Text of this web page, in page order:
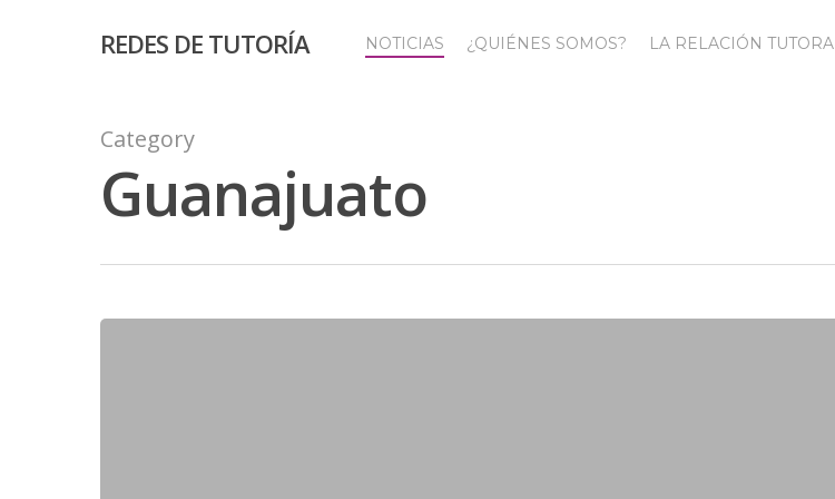
REDES DE TUTORÍA NOTICIAS ¿QUIÉNES SOMOS? LA RELACIÓN TUTORA
Category
Guanajuato